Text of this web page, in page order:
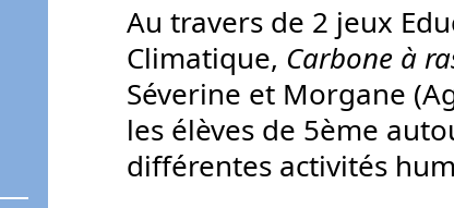
Au travers de 2 jeux
Climatique, Carbone à
Séverine et Morgane
les élèves de 5ème
différentes activités